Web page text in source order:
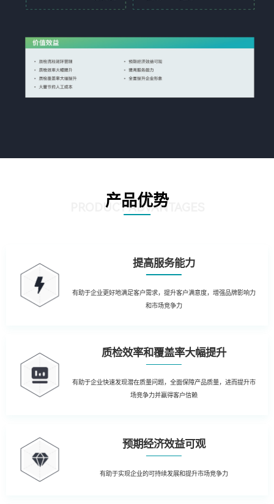
产品优势
PRODUCT ADVANTAGES
提高服务能力
有助于企业更好地满足客户需求，提升客户满意度，增强品牌影响力
和市场竞争力
质检效率和覆盖率大幅提升
有助于企业快速发现潜在质量问题，全面保障产品质量，进而提升市
场竞争力并赢得客户信赖
预期经济效益可观
有助于实现企业的可持续发展和提升市场竞争力